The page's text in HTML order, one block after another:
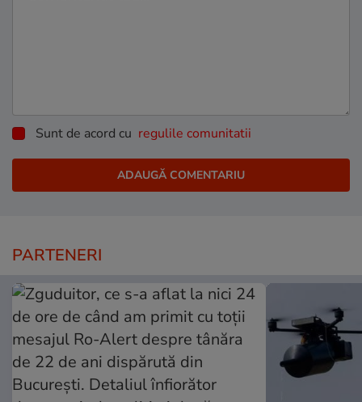
Sunt de acord cu regulile comunitatii
PARTENERI